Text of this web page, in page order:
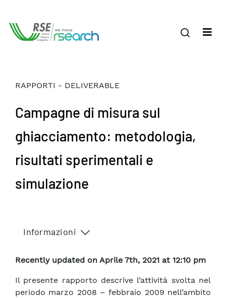
RAPPORTI - DELIVERABLE
Campagne di misura sul
ghiacciamento: metodologia,
risultati sperimentali e
simulazione
Informazioni
Recently updated on Aprile 7th, 2021 at 12:10 pm
Il presente rapporto descrive l’attività svolta nel
periodo marzo 2008 – febbraio 2009 nell’ambito